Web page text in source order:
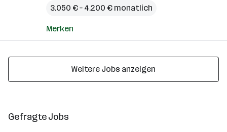
3.050 € – 4.200 € monatlich
Merken
Weitere Jobs anzeigen
Gefragte Jobs